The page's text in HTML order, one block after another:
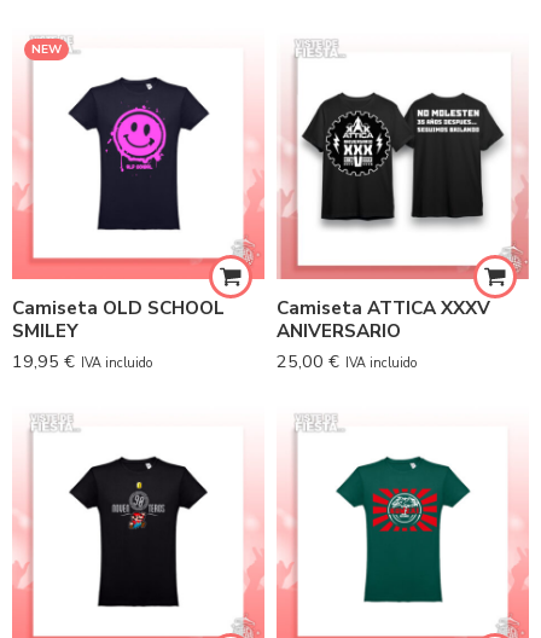
NEW
Camiseta OLD SCHOOL
SMILEY
19,95 € IVA incluido
Camiseta ATTICA XXXV
ANIVERSARIO
25,00 € IVA incluido